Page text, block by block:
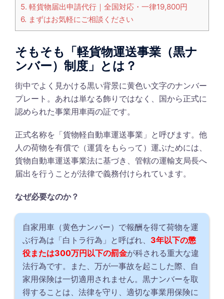
5. 軽貨物届出申請代行｜全国対応・一律19,800円
6. まずはお気軽にご相談ください
そもそも「軽貨物運送事業（黒ナ
ンバー）制度」とは？
街中でよく見かける黒い背景に黄色い文字のナンバー
プレート。あれは単なる飾りではなく、国から正式に
認められた事業用車両の証です。
正式名称を「貨物軽自動車運送事業」と呼びます。他
人の荷物を有償で（運賃をもらって）運ぶためには、
貨物自動車運送事業法に基づき、管轄の運輸支局長へ
届出を行うことが法律で義務付けられています。
なぜ必要なのか？
自家用車（黄色ナンバー）で報酬を得て荷物を運
ぶ行為は「白トラ行為」と呼ばれ、 3年以下の懲
役または300万円以下の罰金が科される重大な違
法行為です。また、万が一事故を起こした際、自
家用保険は一切適用されません。黒ナンバーを取
得することは、法律を守り、適切な事業用保険に